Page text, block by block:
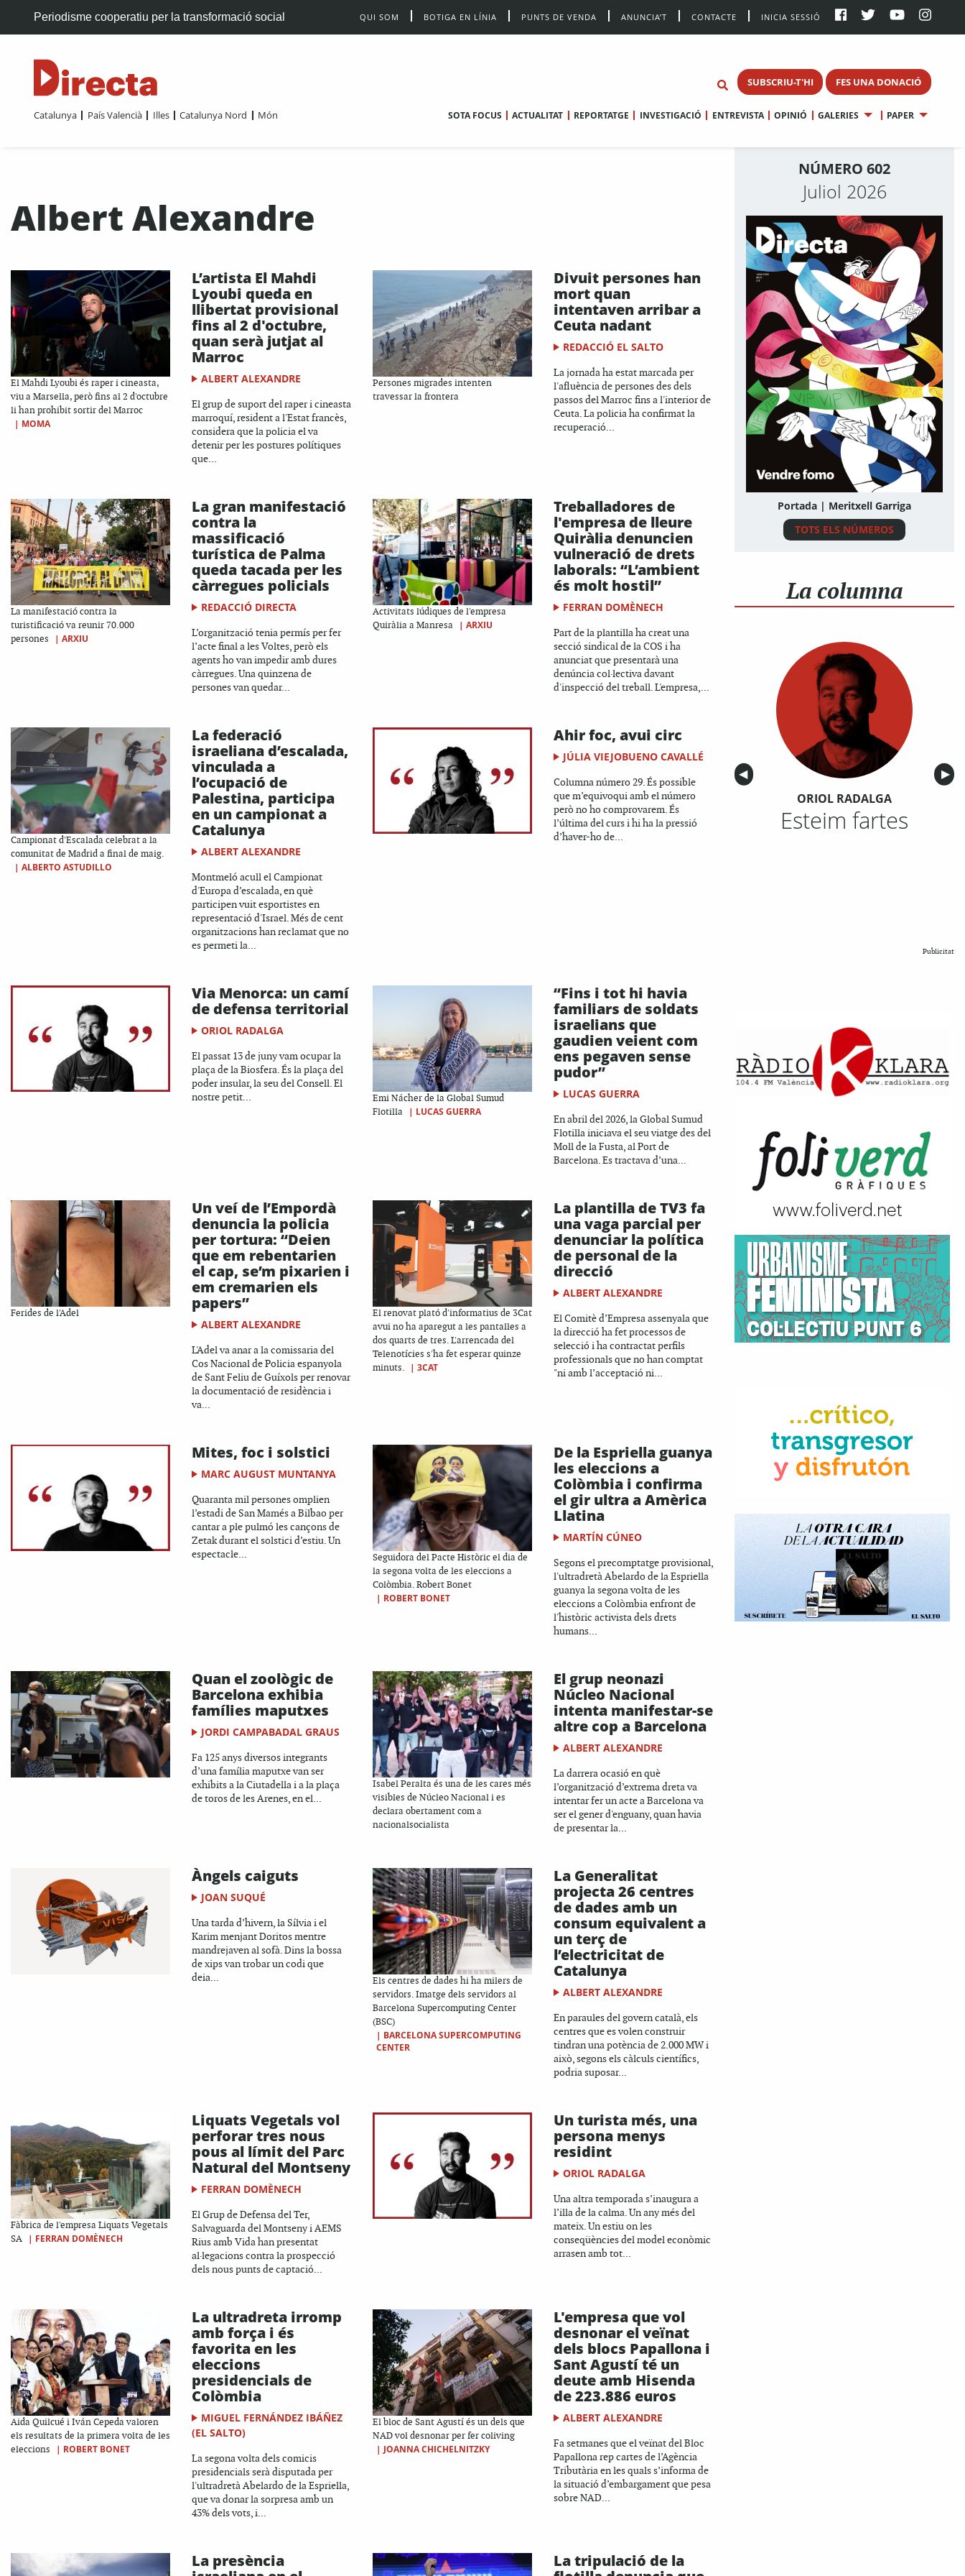
Periodisme cooperatiu per la transformació social QUI SOM BOTIGA EN LÍNIA PUNTS DE VENDA ANUNCIA’T CONTACTE INICIA SESSIÓ
SUBSCRIU-T'HI FES UNA DONACIÓ
Catalunya País Valencià Illes Catalunya Nord Món SOTA FOCUS ACTUALITAT REPORTATGE INVESTIGACIÓ ENTREVISTA OPINIÓ GALERIES PAPER
Albert Alexandre
El Mahdi Lyoubi és raper i cineasta,
viu a Marsella, però fins al 2 d'octubre
li han prohibit sortir del Marroc
| MOMA
L’artista El Mahdi
Lyoubi queda en
llibertat provisional
fins al 2 d'octubre,
quan serà jutjat al
Marroc
ALBERT ALEXANDRE
El grup de suport del raper i cineasta
marroquí, resident a l'Estat francès,
considera que la policia el va
detenir per les postures polítiques
que...
Persones migrades intenten
travessar la frontera
Divuit persones han
mort quan
intentaven arribar a
Ceuta nadant
REDACCIÓ EL SALTO
La jornada ha estat marcada per
l'afluència de persones des dels
passos del Marroc fins a l'interior de
Ceuta. La policia ha confirmat la
recuperació...
La manifestació contra la
turistificació va reunir 70.000
persones
| ARXIU
La gran manifestació
contra la
massificació
turística de Palma
queda tacada per les
càrregues policials
REDACCIÓ DIRECTA
L’organització tenia permís per fer
l’acte final a les Voltes, però els
agents ho van impedir amb dures
càrregues. Una quinzena de
persones van quedar...
Activitats lúdiques de l'empresa
Quiràlia a Manresa
| ARXIU
Treballadores de
l'empresa de lleure
Quiràlia denuncien
vulneració de drets
laborals: “L’ambient
és molt hostil”
FERRAN DOMÈNECH
Part de la plantilla ha creat una
secció sindical de la COS i ha
anunciat que presentarà una
denúncia col·lectiva davant
d'inspecció del treball. L'empresa,...
Campionat d'Escalada celebrat a la
comunitat de Madrid a final de maig.
| ALBERTO ASTUDILLO
La federació
israeliana d’escalada,
vinculada a
l’ocupació de
Palestina, participa
en un campionat a
Catalunya
ALBERT ALEXANDRE
Montmeló acull el Campionat
d'Europa d’escalada, en què
participen vuit esportistes en
representació d'Israel. Més de cent
organitzacions han reclamat que no
es permeti la...
Ahir foc, avui circ
JÚLIA VIEJOBUENO CAVALLÉ
Columna número 29. És possible
que m’equivoqui amb el número
però no ho comprovarem. És
l’última del curs i hi ha la pressió
d’haver-ho de...
Via Menorca: un camí
de defensa territorial
ORIOL RADALGA
El passat 13 de juny vam ocupar la
plaça de la Biosfera. És la plaça del
poder insular, la seu del Consell. El
nostre petit...
Emi Nácher de la Global Sumud
Flotilla
| LUCAS GUERRA
“Fins i tot hi havia
familiars de soldats
israelians que
gaudien veient com
ens pegaven sense
pudor”
LUCAS GUERRA
En abril del 2026, la Global Sumud
Flotilla iniciava el seu viatge des del
Moll de la Fusta, al Port de
Barcelona. Es tractava d’una...
Ferides de l'Adel
Un veí de l’Empordà
denuncia la policia
per tortura: “Deien
que em rebentarien
el cap, se’m pixarien i
em cremarien els
papers”
ALBERT ALEXANDRE
L'Adel va anar a la comissaria del
Cos Nacional de Policia espanyola
de Sant Feliu de Guíxols per renovar
la documentació de residència i
va...
El renovat plató d'informatius de 3Cat
avui no ha aparegut a les pantalles a
dos quarts de tres. L'arrencada del
Telenotícies s'ha fet esperar quinze
minuts.
| 3CAT
La plantilla de TV3 fa
una vaga parcial per
denunciar la política
de personal de la
direcció
ALBERT ALEXANDRE
El Comitè d’Empresa assenyala que
la direcció ha fet processos de
selecció i ha contractat perfils
professionals que no han comptat
"ni amb l’acceptació ni...
Mites, foc i solstici
MARC AUGUST MUNTANYA
Quaranta mil persones omplien
l’estadi de San Mamés a Bilbao per
cantar a ple pulmó les cançons de
Zetak durant el solstici d’estiu. Un
espectacle...
Seguidora del Pacte Històric el dia de
la segona volta de les eleccions a
Colòmbia. Robert Bonet
| ROBERT BONET
De la Espriella guanya
les eleccions a
Colòmbia i confirma
el gir ultra a Amèrica
Llatina
MARTÍN CÚNEO
Segons el precomptatge provisional,
l'ultradretà Abelardo de la Espriella
guanya la segona volta de les
eleccions a Colòmbia enfront de
l'històric activista dels drets
humans...
Quan el zoològic de
Barcelona exhibia
famílies maputxes
JORDI CAMPABADAL GRAUS
Fa 125 anys diversos integrants
d’una família maputxe van ser
exhibits a la Ciutadella i a la plaça
de toros de les Arenes, en el...
Isabel Peralta és una de les cares més
visibles de Núcleo Nacional i es
declara obertament com a
nacionalsocialista
El grup neonazi
Núcleo Nacional
intenta manifestar-se
altre cop a Barcelona
ALBERT ALEXANDRE
La darrera ocasió en què
l’organització d’extrema dreta va
intentar fer un acte a Barcelona va
ser el gener d'enguany, quan havia
de presentar la...
Àngels caiguts
JOAN SUQUÉ
Una tarda d’hivern, la Sílvia i el
Karim menjant Doritos mentre
mandrejaven al sofà. Dins la bossa
de xips van trobar un codi que
deia...
Els centres de dades hi ha milers de
servidors. Imatge dels servidors al
Barcelona Supercomputing Center
(BSC)
| BARCELONA SUPERCOMPUTING
CENTER
La Generalitat
projecta 26 centres
de dades amb un
consum equivalent a
un terç de
l’electricitat de
Catalunya
ALBERT ALEXANDRE
En paraules del govern català, els
centres que es volen construir
tindran una potència de 2.000 MW i
això, segons els càlculs científics,
podria suposar...
Fàbrica de l'empresa Liquats Vegetals
SA
| FERRAN DOMÈNECH
Liquats Vegetals vol
perforar tres nous
pous al límit del Parc
Natural del Montseny
FERRAN DOMÈNECH
El Grup de Defensa del Ter,
Salvaguarda del Montseny i AEMS
Rius amb Vida han presentat
al·legacions contra la prospecció
dels nous punts de captació...
Un turista més, una
persona menys
residint
ORIOL RADALGA
Una altra temporada s’inaugura a
l’illa de la calma. Un any més del
mateix. Un estiu on les
conseqüències del model econòmic
arrasen amb tot...
Aida Quilcué i Iván Cepeda valoren
els resultats de la primera volta de les
eleccions
| ROBERT BONET
La ultradreta irromp
amb força i és
favorita en les
eleccions
presidencials de
Colòmbia
MIGUEL FERNÁNDEZ IBÁÑEZ
(EL SALTO)
La segona volta dels comicis
presidencials serà disputada per
l'ultradretà Abelardo de la Espriella,
que va donar la sorpresa amb un
43% dels vots, i...
El bloc de Sant Agustí és un dels que
NAD vol desnonar per fer coliving
| JOANNA CHICHELNITZKY
L'empresa que vol
desnonar el veïnat
dels blocs Papallona i
Sant Agustí té un
deute amb Hisenda
de 223.886 euros
ALBERT ALEXANDRE
Fa setmanes que el veïnat del Bloc
Papallona rep cartes de l’Agència
Tributària en les quals s’informa de
la situació d’embargament que pesa
sobre NAD...
La presència
La tripulació de la
NÚMERO 602
Juliol 2026
Portada | Meritxell Garriga
TOTS ELS NÚMEROS
La columna
Anterior
◀︎ ▶︎
ORIOL RADALGA
Esteim fartes
Publicitat